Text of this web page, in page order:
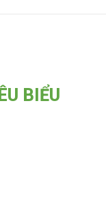
BIỂU